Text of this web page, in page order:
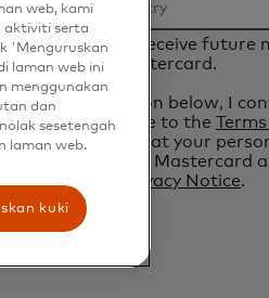
I would like to receive future
from Mastercard.
clicking the button below, I
read and agree to the
acknowledge that your
be processed by Mastercard
Privacy Notice.
web, kami
aktiviti serta
'Menguruskan
laman web ini
menggunakan
dan
sesetengah
laman web.
kuki